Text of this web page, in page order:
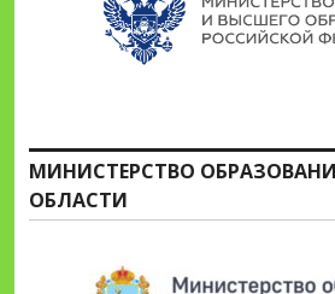
МИНИСТЕРСТВО
ОБЛАСТИ